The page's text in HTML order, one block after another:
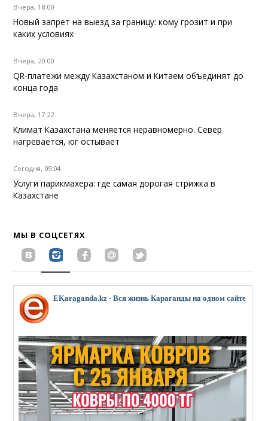
Вчера, 18:00
Новый запрет на выезд за границу: кому грозит и при
каких условиях
Вчера, 20:00
QR-платежи между Казахстаном и Китаем объединят до
конца года
Вчера, 17:22
Климат Казахстана меняется неравномерно. Север
нагревается, юг остывает
Сегодня, 09:04
Услуги парикмахера: где самая дорогая стрижка в
Казахстане
МЫ В СОЦСЕТЯХ
EKaraganda.kz - Вся жизнь Караганды на одном сайте